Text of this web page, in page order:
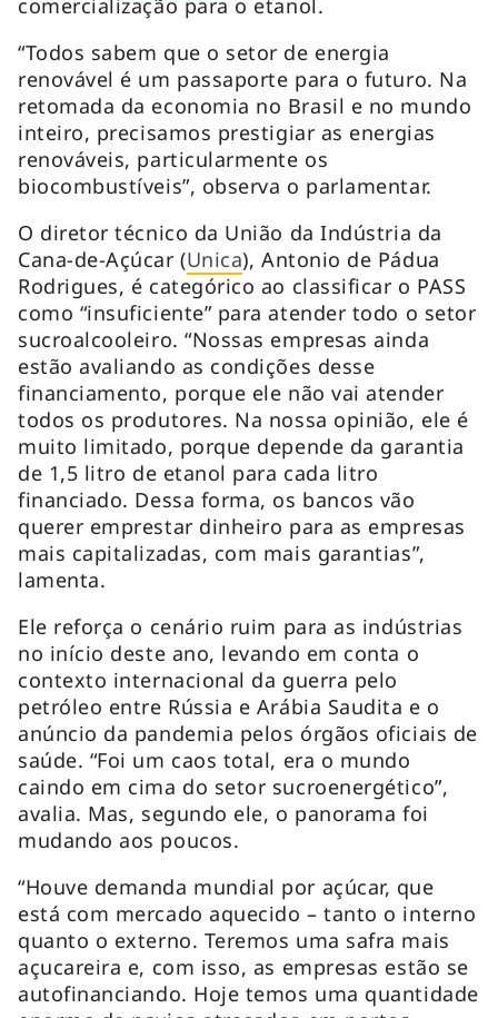
comercialização para o etanol.
“Todos sabem que o setor de energia
renovável é um passaporte para o futuro. Na
retomada da economia no Brasil e no mundo
inteiro, precisamos prestigiar as energias
renováveis, particularmente os
biocombustíveis”, observa o parlamentar.
O diretor técnico da União da Indústria da
Cana-de-Açúcar (Unica), Antonio de Pádua
Rodrigues, é categórico ao classificar o PASS
como “insuficiente” para atender todo o setor
sucroalcooleiro. “Nossas empresas ainda
estão avaliando as condições desse
financiamento, porque ele não vai atender
todos os produtores. Na nossa opinião, ele é
muito limitado, porque depende da garantia
de 1,5 litro de etanol para cada litro
financiado. Dessa forma, os bancos vão
querer emprestar dinheiro para as empresas
mais capitalizadas, com mais garantias”,
lamenta.
Ele reforça o cenário ruim para as indústrias
no início deste ano, levando em conta o
contexto internacional da guerra pelo
petróleo entre Rússia e Arábia Saudita e o
anúncio da pandemia pelos órgãos oficiais de
saúde. “Foi um caos total, era o mundo
caindo em cima do setor sucroenergético”,
avalia. Mas, segundo ele, o panorama foi
mudando aos poucos.
“Houve demanda mundial por açúcar, que
está com mercado aquecido – tanto o interno
quanto o externo. Teremos uma safra mais
açucareira e, com isso, as empresas estão se
autofinanciando. Hoje temos uma quantidade